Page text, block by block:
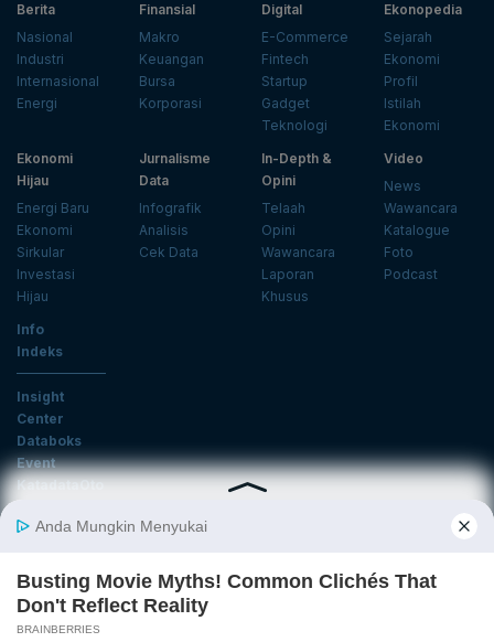
Berita
Nasional
Industri
Internasional
Energi
Finansial
Makro
Keuangan
Bursa
Korporasi
Digital
E-Commerce
Fintech
Startup
Gadget
Teknologi
Ekonopedia
Sejarah
Ekonomi
Profil
Istilah
Ekonomi
Ekonomi
Hijau
Energi Baru
Ekonomi
Sirkular
Investasi
Hijau
Jurnalisme
Data
Infografik
Analisis
Cek Data
In-Depth &
Opini
Telaah
Opini
Wawancara
Laporan
Khusus
Video
News
Wawancara
Katalogue
Foto
Podcast
Info
Indeks
Insight
Center
Databoks
Event
KatadataOto
Email
Daftar